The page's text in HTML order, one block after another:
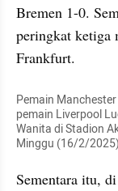
Bremen 1-0.
peringkat ketiga
Frankfurt.
Pemain
pemain Liverpool
Wanita di Stadion
Minggu (16/2/
Sementara itu,